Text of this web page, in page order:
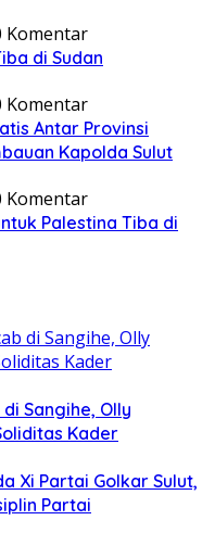
Komentar
di Sudan
Komentar
Antar Provinsi
Kapolda Sulut
Komentar
Palestina Tiba di
di Sangihe, Olly
Kader
Xi Partai Golkar Sulut,
Partai